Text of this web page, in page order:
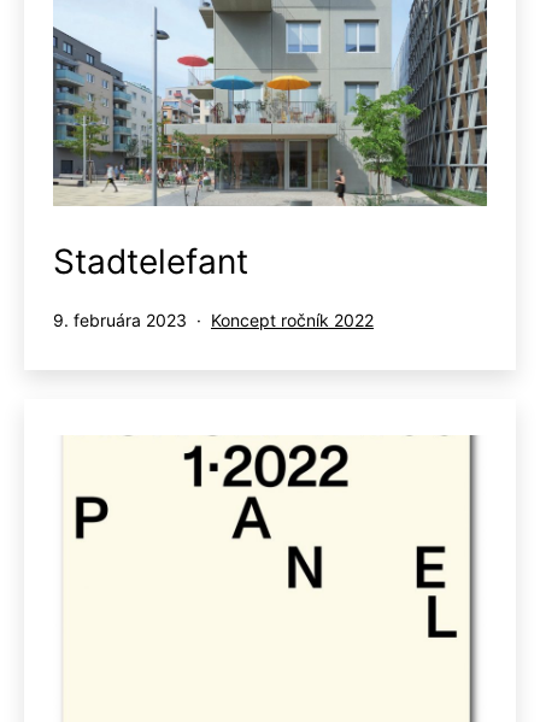
Stadtelefant
Publikované
9. februára 2023
Kategorizované
Koncept ročník 2022